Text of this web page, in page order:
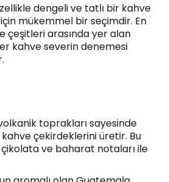
dengeli ve tatlı bir kahve
mükemmel bir seçimdir. En
çeşitleri arasında yer alan
kahve severin denemesi
toprakları sayesinde
çekirdeklerini üretir. Bu
ve baharat notaları ile